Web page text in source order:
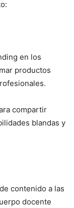
en los
productos
compartir
blandas y
contenido a las
docente